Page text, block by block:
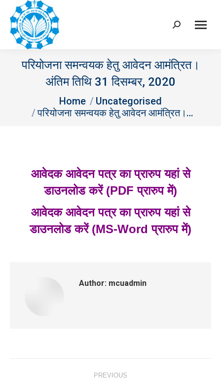
Search:
परियोजना समन्‍वयक हेतु आवेदन आमंत्रित।
अंतिम तिथि 31 दिसम्‍बर, 2020
Home
Uncategorised
परियोजना समन्‍वयक हेतु आवेदन आमंत्रित।…
आवेदक आवेदन पत्र का प्रारुप यहां से
डाउनलोड करें (PDF प्रारुप में)
आवेदक आवेदन पत्र का प्रारुप यहां से
डाउनलोड करें (MS-Word प्रारुप में)
Author: mcuadmin
PREVIOUS